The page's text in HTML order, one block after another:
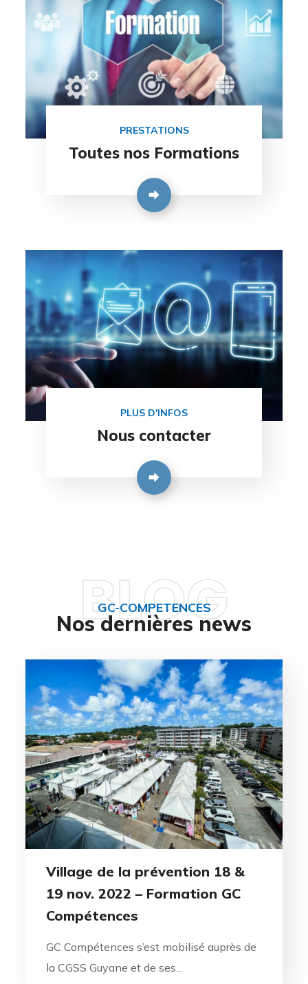
PRESTATIONS
Toutes nos Formations
PLUS D'INFOS
Nous contacter
GC-COMPETENCES
Nos dernières news
BLOG
Village de la prévention 18 &
19 nov. 2022 – Formation GC
Compétences
GC Compétences s’est mobilisé auprès de
la CGSS Guyane et de ses...